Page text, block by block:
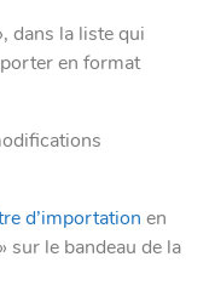
dans la liste qui
en format
d’importation en
sur le bandeau de la